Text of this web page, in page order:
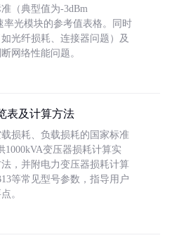
（典型值为-3dBm
率光模块的参考值表格。同时
光纤损耗、连接器问题）及
网络性能问题。
表及计算方法
损耗、负载损耗的国家标准
1000kVA变压器损耗计算实
，并附电力变压器损耗计算
等常见型号参数，指导用户
。